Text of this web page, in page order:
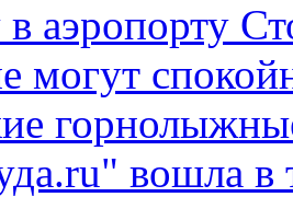
аэропорту
могут
вошла в